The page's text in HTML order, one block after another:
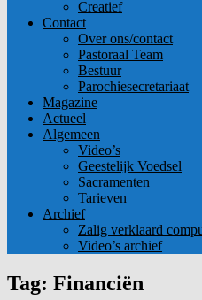
Creatief
Contact
Over ons/contact
Pastoraal Team
Bestuur
Parochiesecretariaat
Magazine
Actueel
Algemeen
Video’s
Geestelijk Voedsel
Sacramenten
Tarieven
Archief
Zalig verklaard
Video’s archief
Tag: Financiën